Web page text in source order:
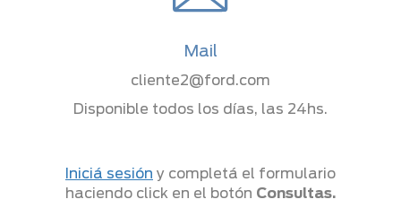
Mail
cliente2@ford.com
Disponible todos los días, las 24hs.
Iniciá sesión y completá el formulario
haciendo click en el botón Consultas.